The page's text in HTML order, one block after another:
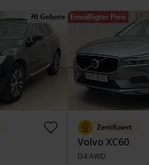
70 Gebote Ermäßigter Preis
Zertifiziert
Volvo XC60
D4 AWD